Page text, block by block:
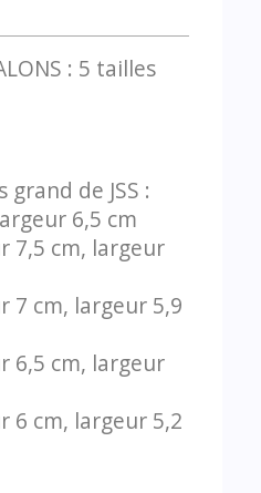
: 5 tailles
grand de JSS :
6,5 cm
7,5 cm, largeur
7 cm, largeur 5,9
6,5 cm, largeur
6 cm, largeur 5,2